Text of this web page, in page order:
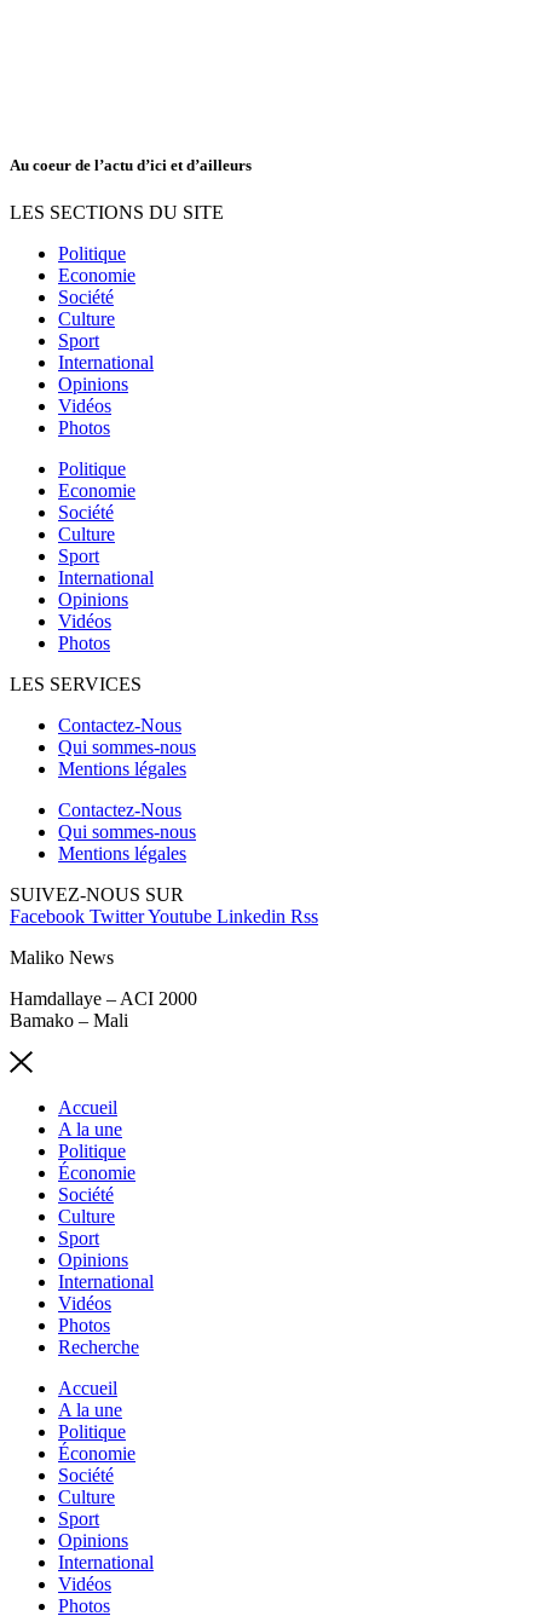
Au coeur de l’actu d’ici et d’ailleurs
LES SECTIONS DU SITE
Politique
Economie
Société
Culture
Sport
International
Opinions
Vidéos
Photos
Politique
Economie
Société
Culture
Sport
International
Opinions
Vidéos
Photos
LES SERVICES
Contactez-Nous
Qui sommes-nous
Mentions légales
Contactez-Nous
Qui sommes-nous
Mentions légales
SUIVEZ-NOUS SUR
Facebook TwitterYoutube Linkedin Rss
Maliko News
Hamdallaye – ACI 2000
Bamako – Mali
Accueil
A la une
Politique
Économie
Société
Culture
Sport
Opinions
International
Vidéos
Photos
Recherche
Accueil
A la une
Politique
Économie
Société
Culture
Sport
Opinions
International
Vidéos
Photos